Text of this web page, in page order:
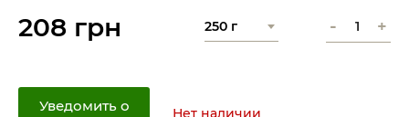
208 грн - +
Уведомить о
Нет наличии